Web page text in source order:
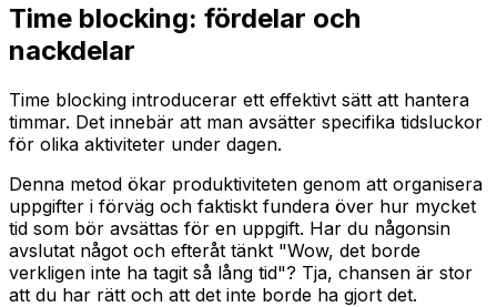
Time blocking: fördelar och
nackdelar
Time blocking introducerar ett effektivt sätt att hantera
timmar. Det innebär att man avsätter specifika tidsluckor
för olika aktiviteter under dagen.
Denna metod ökar produktiviteten genom att organisera
uppgifter i förväg och faktiskt fundera över hur mycket
tid som bör avsättas för en uppgift. Har du någonsin
avslutat något och efteråt tänkt "Wow, det borde
verkligen inte ha tagit så lång tid"? Tja, chansen är stor
att du har rätt och att det inte borde ha gjort det.